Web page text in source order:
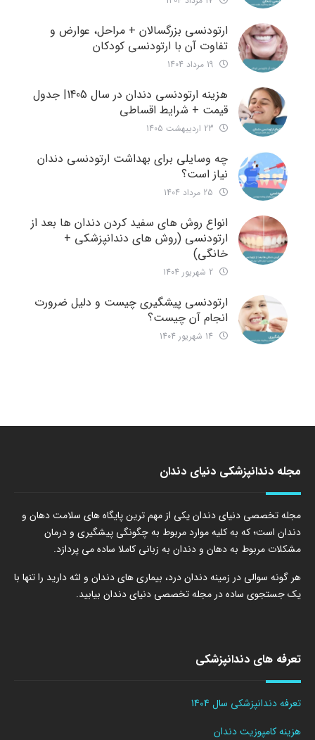
ارتودنسی بزرگسالان + مراحل، عوارض و
تفاوت آن با ارتودنسی کودکان
هزینه ارتودنسی دندان در سال 1405| جدول
قیمت + شرایط اقساطی
چه وسایلی برای بهداشت ارتودنسی دندان
نیاز است؟
انواع روش های سفید کردن دندان ها بعد از
ارتودنسی (روش های دندانپزشکی +
خانگی)
ارتودنسی پیشگیری چیست و دلیل ضرورت
انجام آن چیست؟
مجله دندانپزشکی دنیای دندان
مجله تخصصی دنیای دندان یکی از مهم ترین پایگاه های سلامت دهان و
دندان است؛ که به کلیه موارد مربوط به چگونگی پیشگیری و درمان
مشکلات مربوط به دهان و دندان به زبانی کاملا ساده می پردازد.
هر گونه سوالی در زمینه دندان درد، بیماری های دندان و لثه دارید را تنها با
یک جستجوی ساده در مجله تخصصی دنیای دندان بیابید.
تعرفه های دندانپزشکی
تعرفه دندانپزشکی سال 1404
هزینه کامپوزیت دندان